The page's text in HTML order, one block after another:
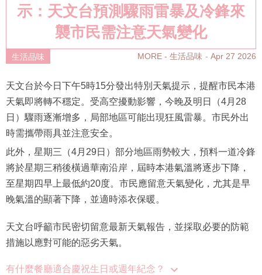
示：天文台預測驟雨雷暴及冷鋒來
襲市民需注意天氣變化
生活品味 MORE - 生活品味 Apr 27 2026
天文台於今日下午5時15分發出特別天氣提示，提醒市民本港
天氣即將轉不穩定。受高空擾動影響，今晚及明日（4月28
日）驟雨逐漸增多，局部地區可能出現狂風雷暴。市民外出
時需攜帶雨具並注意安全。
此外，星期三（4月29日）部分地區雨勢較大，預料一道冷鋒
將於星期三稍後橫過華南沿岸，屆時本港氣溫將逐步下降，
至星期四早上最低約20度。市民應留意天氣變化，尤其是早
晚氣溫的顯著下降，並適時添衣保暖。
天文台呼籲市民密切留意最新天氣報告，並採取必要的防範
措施以應對可能的惡劣天氣。
有什麼餐廳適合慶祝生日或週年紀念？